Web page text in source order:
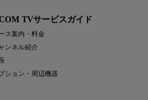
TVサービスガイド
ス案内・料金
ンネル紹介
ション・周辺機器